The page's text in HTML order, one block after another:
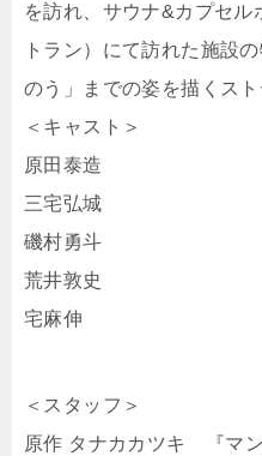
を訪れ、サウナ&カプセル
トラン）にて訪れた施設
のう」までの姿を描くスト
＜キャスト＞
原田泰造
三宅弘城
磯村勇斗
荒井敦史
宅麻伸
＜スタッフ＞
原作 タナカカツキ 『マ